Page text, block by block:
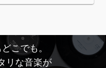
こでも。
リな音楽が